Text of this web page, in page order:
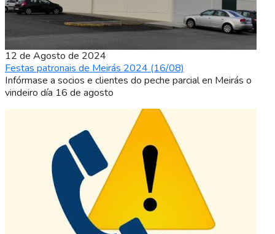
12 de Agosto de 2024
Festas patronais de Meirás 2024 (16/08)
Infórmase a socios e clientes do peche parcial en Meirás o
vindeiro día 16 de agosto